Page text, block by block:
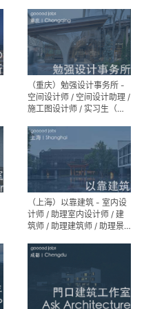
（重庆）勉强设计事务所 -
空间设计师 / 空间设计助理 /
施工图设计师 / 实习生（长
（上海）以靠建筑 - 室内设
计师 / 助理室内设计师 / 建
筑师 / 助理建筑师 / 助理景